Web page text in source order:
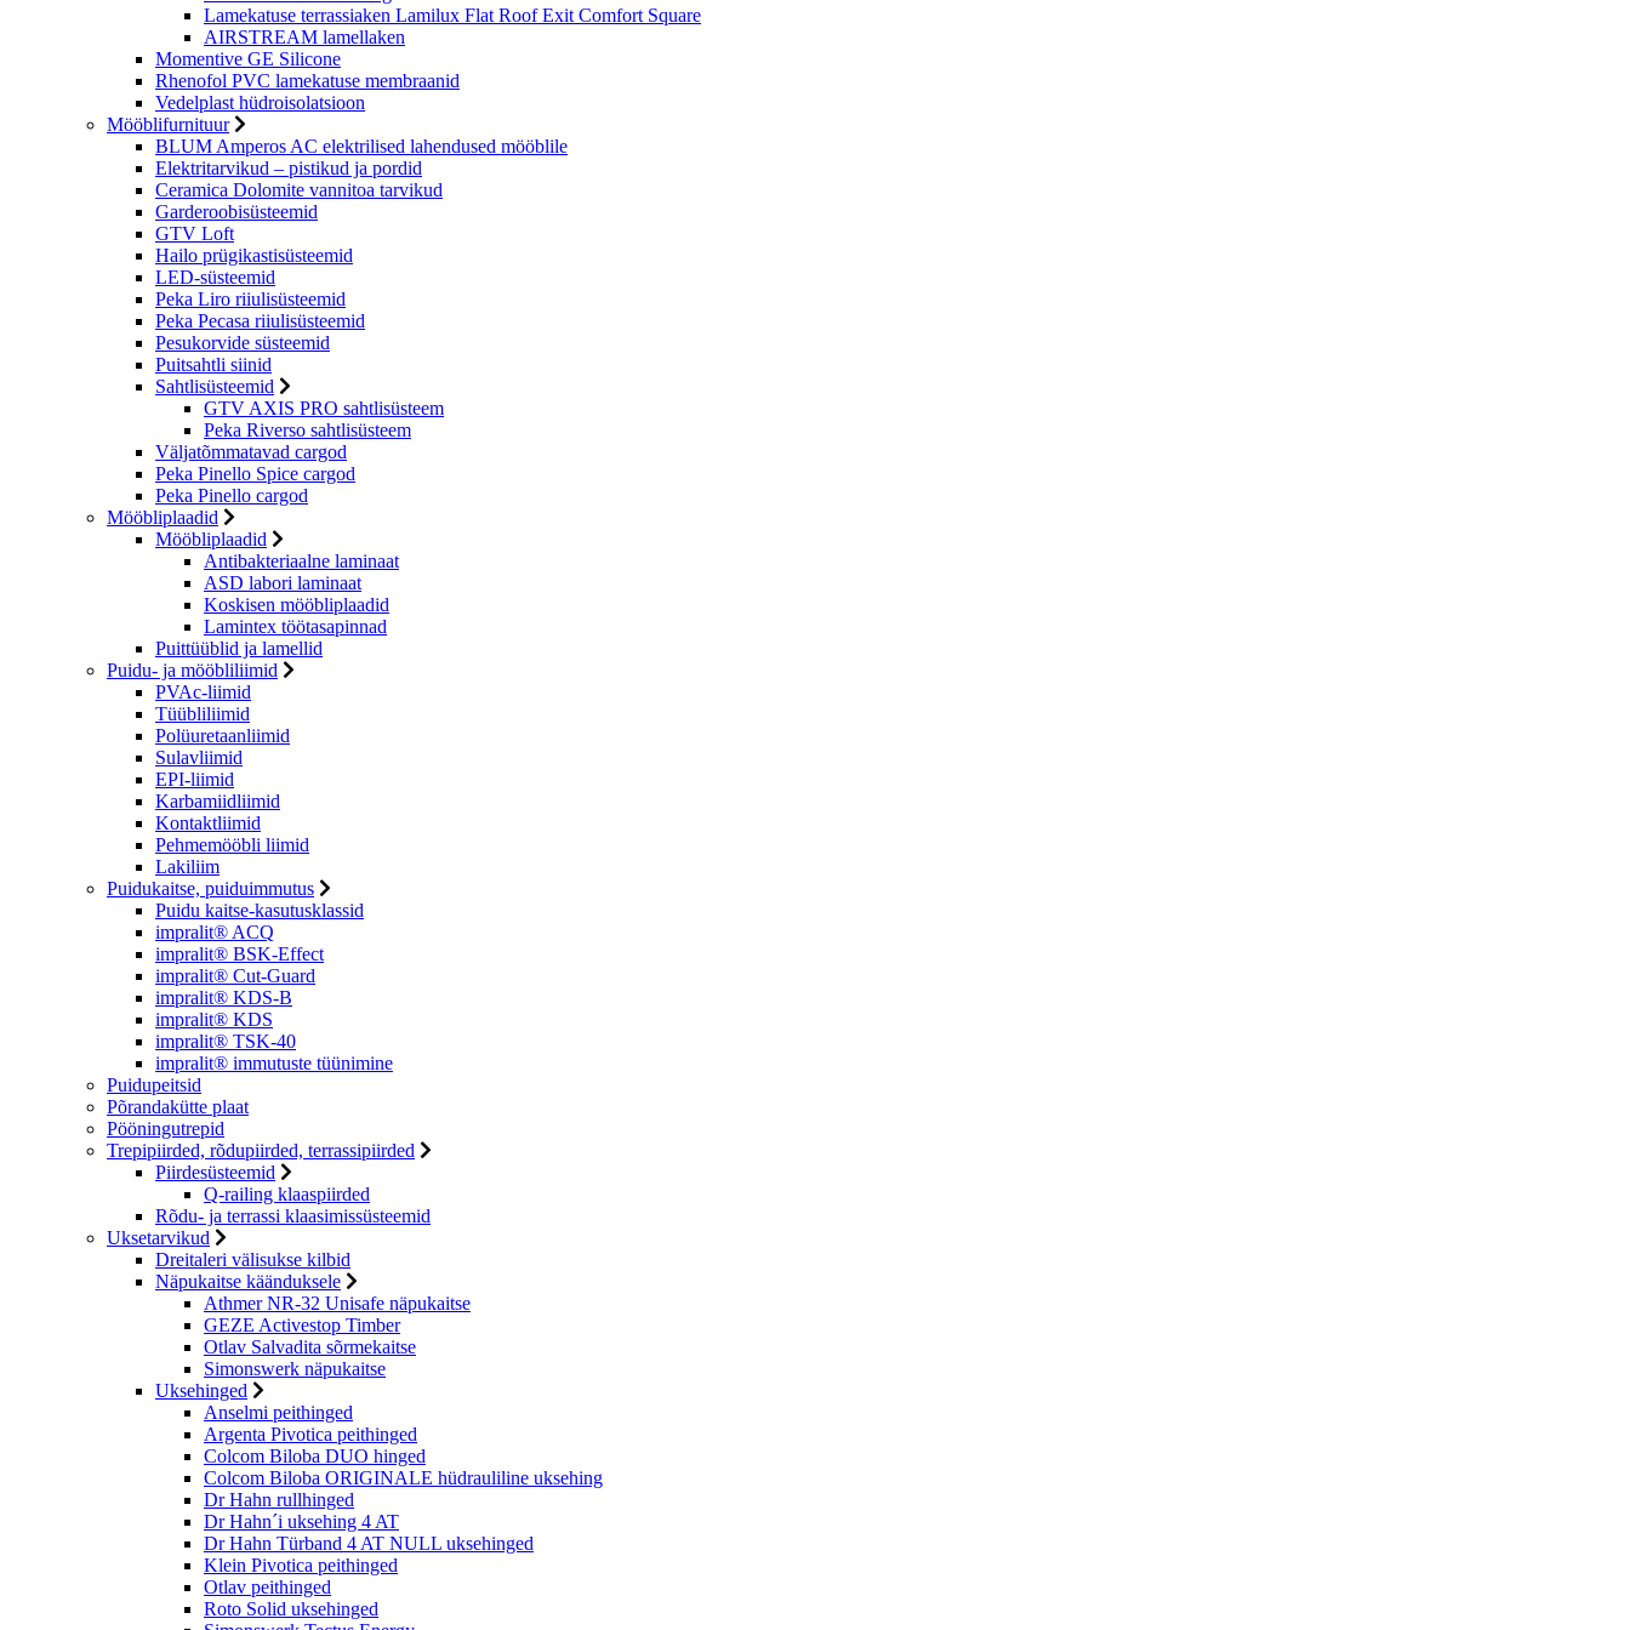
Lamekatuse terrassiaken Lamilux Flat Roof Exit Comfort Square
AIRSTREAM lamellaken
Momentive GE Silicone
Rhenofol PVC lamekatuse membraanid
Vedelplast hüdroisolatsioon
Mööblifurnituur
BLUM Amperos AC elektrilised lahendused mööblile
Elektritarvikud – pistikud ja pordid
Ceramica Dolomite vannitoa tarvikud
Garderoobisüsteemid
GTV Loft
Hailo prügikastisüsteemid
LED-süsteemid
Peka Liro riiulisüsteemid
Peka Pecasa riiulisüsteemid
Pesukorvide süsteemid
Puitsahtli siinid
Sahtlisüsteemid
GTV AXIS PRO sahtlisüsteem
Peka Riverso sahtlisüsteem
Väljatõmmatavad cargod
Peka Pinello Spice cargod
Peka Pinello cargod
Mööbliplaadid
Mööbliplaadid
Antibakteriaalne laminaat
ASD labori laminaat
Koskisen mööbliplaadid
Lamintex töötasapinnad
Puittüüblid ja lamellid
Puidu- ja mööbliliimid
PVAc-liimid
Tüübliliimid
Polüuretaanliimid
Sulavliimid
EPI-liimid
Karbamiidliimid
Kontaktliimid
Pehmemööbli liimid
Lakiliim
Puidukaitse, puiduimmutus
Puidu kaitse-kasutusklassid
impralit® ACQ
impralit® BSK-Effect
impralit® Cut-Guard
impralit® KDS-B
impralit® KDS
impralit® TSK-40
impralit® immutuste tüünimine
Puidupeitsid
Põrandakütte plaat
Pööningutrepid
Trepipiirded, rõdupiirded, terrassipiirded
Piirdesüsteemid
Q-railing klaaspiirded
Rõdu- ja terrassi klaasimissüsteemid
Uksetarvikud
Dreitaleri välisukse kilbid
Näpukaitse käänduksele
Athmer NR-32 Unisafe näpukaitse
GEZE Activestop Timber
Otlav Salvadita sõrmekaitse
Simonswerk näpukaitse
Uksehinged
Anselmi peithinged
Argenta Pivotica peithinged
Colcom Biloba DUO hinged
Colcom Biloba ORIGINALE hüdrauliline uksehing
Dr Hahn rullhinged
Dr Hahn´i uksehing 4 AT
Dr Hahn Türband 4 AT NULL uksehinged
Klein Pivotica peithinged
Otlav peithinged
Roto Solid uksehinged